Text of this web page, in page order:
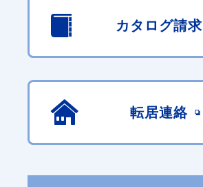
カタログ請求
転居連絡